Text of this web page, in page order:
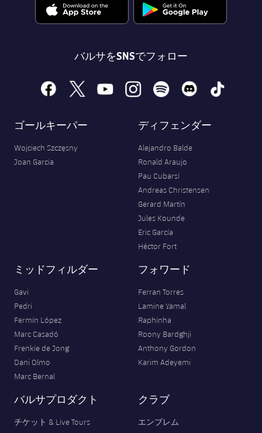
バルサをSNSでフォロー
facebook
x youtubeinstagramspotify discord tiktok
ゴールキーパー
Wojciech Szczęsny
Joan Garcia
ディフェンダー
Alejandro Balde
Ronald Araujo
Pau Cubarsí
Andreas Christensen
Gerard Martín
Jules Kounde
Eric García
Héctor Fort
ミッドフィルダー
Gavi
Pedri
Fermín López
Marc Casadó
Frenkie de Jong
Dani Olmo
Marc Bernal
フォワード
Ferran Torres
Lamine Yamal
Raphinha
Roony Bardghji
Anthony Gordon
Karim Adeyemi
バルサプロダクト
チケット & Live Tours
クラブ
エンブレム